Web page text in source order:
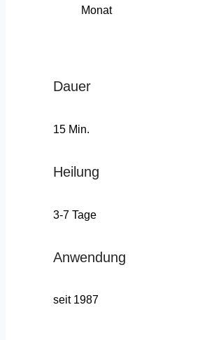
Monat
Dauer
15 Min.
Heilung
3-7 Tage
Anwendung
seit 1987